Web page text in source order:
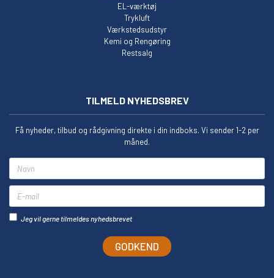
EL-værktøj
Trykluft
Værkstedsudstyr
Kemi og Rengøring
Restsalg
TILMELD NYHEDSBREV
Få nyheder, tilbud og rådgivning direkte i din indboks. Vi sender 1-2 per
måned.
Jeg vil gerne tilmeldes nyhedsbrevet
GODKEND